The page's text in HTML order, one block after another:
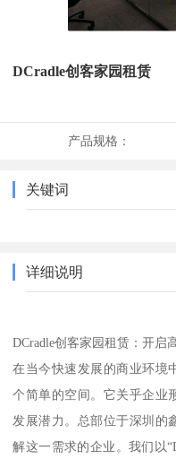
DCradle创客家园租赁
产品规格：
关键词
详细说明
DCradle创客家园租赁：开启
在当今快速发展的商业环境
个简单的空间。它关乎企业
发展潜力。总部位于深圳的
解这一需求的企业。我们以